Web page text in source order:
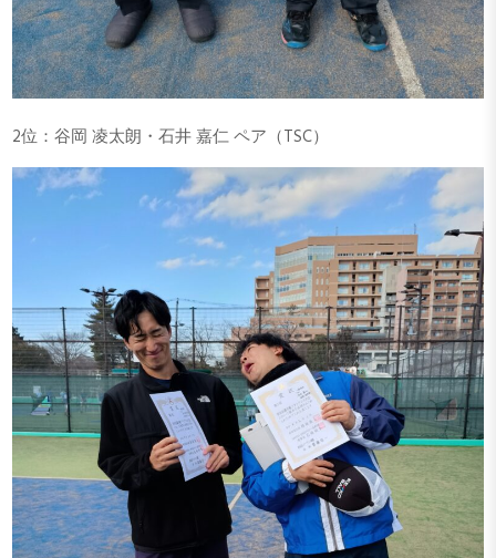
2位：谷岡 凌太朗・石井 嘉仁 ペア（TSC）